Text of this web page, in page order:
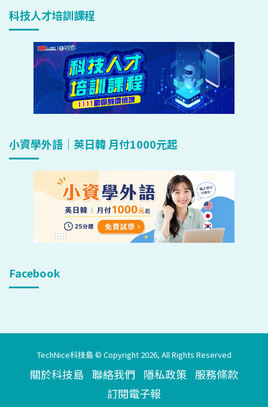
科技人才培訓課程
小資學外語｜英日韓 月付1000元起
Facebook
TechNice科技島 © Copyright 2026, All Rights Reserved
關於科技島 聯絡我們 隱私政策 服務條款
訂閱電子報